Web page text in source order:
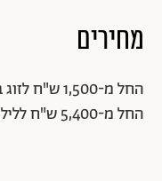
מחירים
החל מ-
החל מ-5,400 ש"ח ללילה בסוויטה